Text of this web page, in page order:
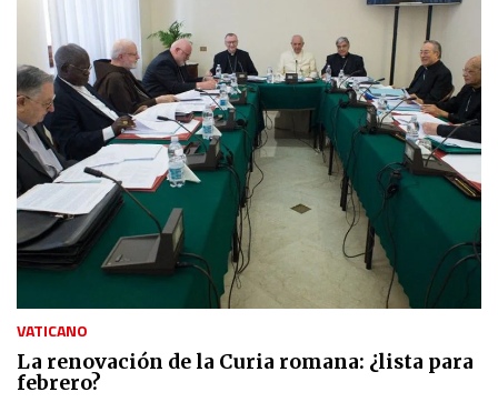
VATICANO
La renovación de la Curia romana: ¿lista para
febrero?